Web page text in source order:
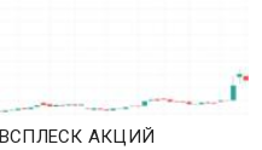
ВСПЛЕСК АКЦИЙ